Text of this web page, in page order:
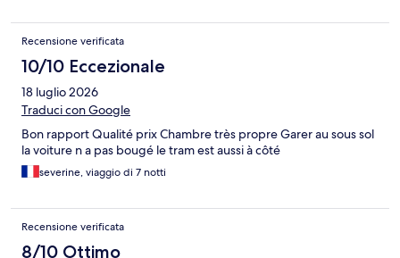
Recensione verificata
10/10 Eccezionale
18 luglio 2026
Traduci con Google
Bon rapport Qualité prix Chambre très propre Garer au sous sol
la voiture n a pas bougé le tram est aussi à côté
severine, viaggio di 7 notti
Recensione verificata
8/10 Ottimo